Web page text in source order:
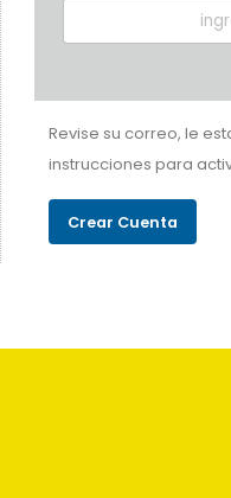
Revise su correo, le
instrucciones para